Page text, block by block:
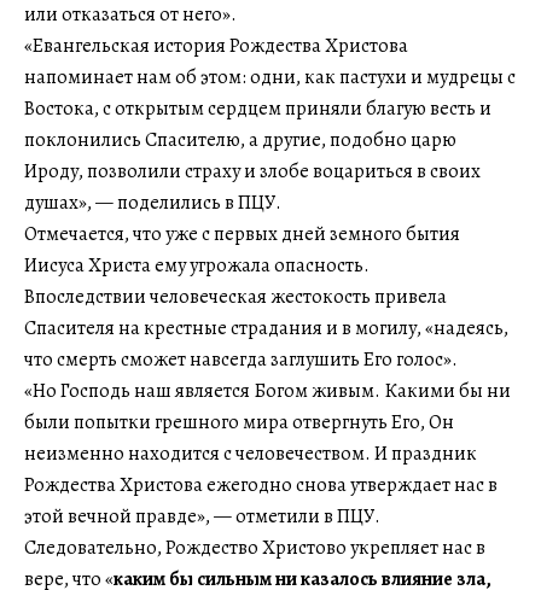
или отказаться от него».
«Евангельская история Рождества Христова
напоминает нам об этом: одни, как пастухи и мудрецы с
Востока, с открытым сердцем приняли благую весть и
поклонились Спасителю, а другие, подобно царю
Ироду, позволили страху и злобе воцариться в своих
душах», — поделились в ПЦУ.
Отмечается, что уже с первых дней земного бытия
Иисуса Христа ему угрожала опасность.
Впоследствии человеческая жестокость привела
Спасителя на крестные страдания и в могилу, «надеясь,
что смерть сможет навсегда заглушить Его голос».
«Но Господь наш является Богом живым. Какими бы ни
были попытки грешного мира отвергнуть Его, Он
неизменно находится с человечеством. И праздник
Рождества Христова ежегодно снова утверждает нас в
этой вечной правде», — отметили в ПЦУ.
Следовательно, Рождество Христово укрепляет нас в
вере, что «каким бы сильным ни казалось влияние зла,